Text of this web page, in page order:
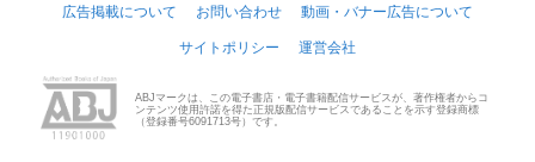
広告掲載について お問い合わせ 動画・バナー広告について
サイトポリシー 運営会社
ABJマークは、この電子書店・電子書籍配信サービスが、著作権者からコ
ンテンツ使用許諾を得た正規版配信サービスであることを示す登録商標
（登録番号6091713号）です。